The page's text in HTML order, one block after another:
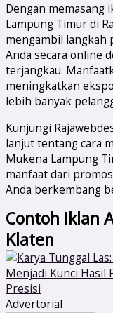
Dengan memasang
Lampung Timur di
mengambil langkah
Anda secara online
terjangkau.
meningkatkan
lebih banyak
Kunjungi
lanjut tentang cara
Mukena Lampung
manfaat dari
Anda berkembang
Contoh Iklan
Klaten
Advertorial